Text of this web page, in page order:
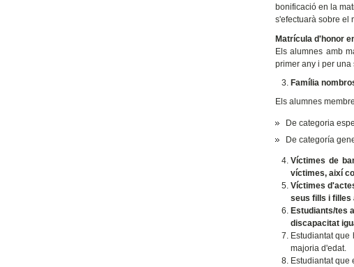
bonificació en la
s'efectuarà sobre el
Matrícula d'honor
Els alumnes amb
primer any i per una
Família
Els alumnes
De categoria
De categoría
Víctimes de
víctimes, així
Víctimes
seus fills i filles
Estudiants/tes
discapacitat
Estudiantat
majoria d'edat.
Estudiantat que